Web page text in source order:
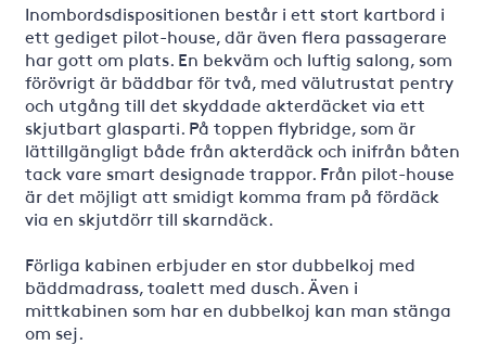
Inombordsdispositionen består i ett stort kartbord i
ett gediget pilot-house, där även flera passagerare
har gott om plats. En bekväm och luftig salong, som
förövrigt är bäddbar för två, med välutrustat pentry
och utgång till det skyddade akterdäcket via ett
skjutbart glasparti. På toppen flybridge, som är
lättillgängligt både från akterdäck och inifrån båten
tack vare smart designade trappor. Från pilot-house
är det möjligt att smidigt komma fram på fördäck
via en skjutdörr till skarndäck.
Förliga kabinen erbjuder en stor dubbelkoj med
bäddmadrass, toalett med dusch. Även i
mittkabinen som har en dubbelkoj kan man stänga
om sej.